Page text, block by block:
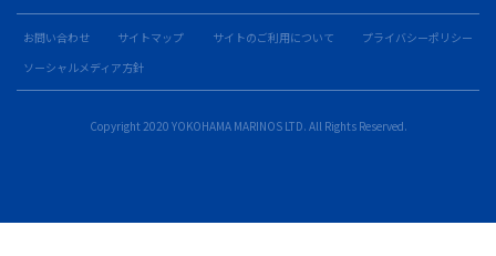
お問い合わせ サイトマップ サイトのご利用について
プライバシーポリシー
ソーシャルメディア方針
Copyright 2020 YOKOHAMA MARINOS LTD. All Rights Reserved.